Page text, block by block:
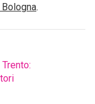
Bologna.